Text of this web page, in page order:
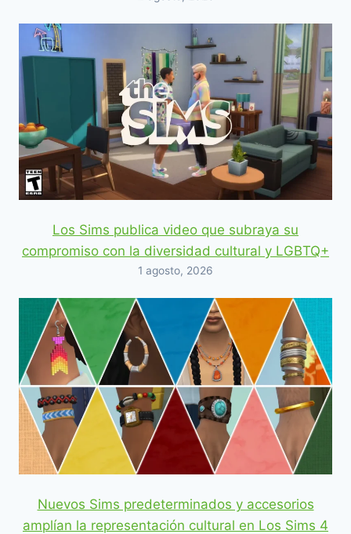
Los Sims publica video que subraya su
compromiso con la diversidad cultural y LGBTQ+
1 agosto, 2026
Nuevos Sims predeterminados y accesorios
amplían la representación cultural en Los Sims 4